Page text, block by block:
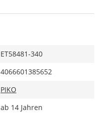
ET58481-340
4066601385652
PIKO
ab 14 Jahren